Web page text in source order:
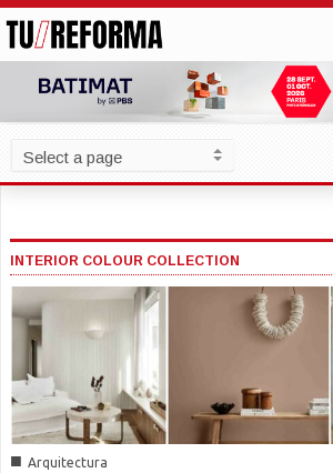
INTERIOR COLOUR COLLECTION
■ Arquitectura